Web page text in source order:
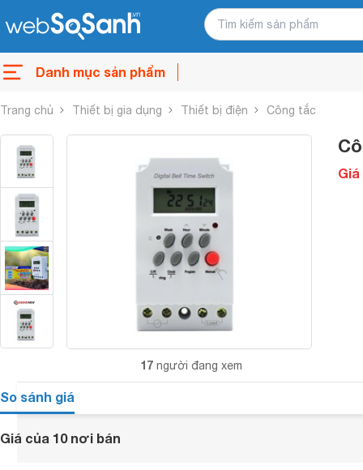
Danh mục sản phẩm
Trang chủ Thiết bị gia dụng Thiết bị điện Công tắc
17 người đang xem
So sánh giá
Giá của 10 nơi bán